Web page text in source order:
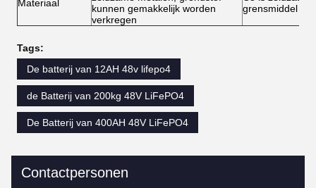
Materiaal
kunnen gemakkelijk worden
verkregen
grensmiddel op
Tags:
De batterij van 12AH 48v lifepo4
de Batterij van 200kg 48V LiFePO4
De Batterij van 400AH 48V LiFePO4
Contactpersonen